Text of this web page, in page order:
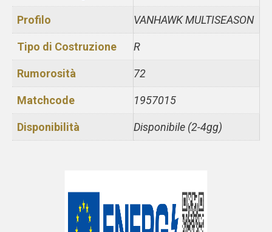
Profilo VANHAWK MULTISEASON
Tipo di Costruzione R
Rumorosità 72
Matchcode 1957015
Disponibilità Disponibile (2-4gg)